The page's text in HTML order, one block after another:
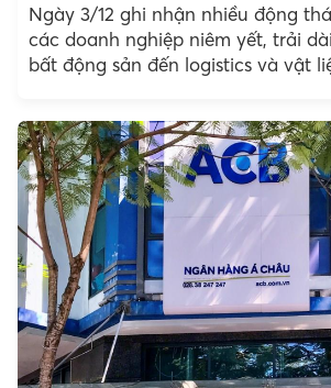
Ngày 3/12 ghi nhận nhiều động
các doanh nghiệp niêm yết, trải
bất động sản đến logistics và vật